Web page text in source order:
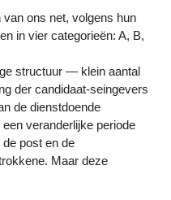
ons net, volgens hun
in vier categorieën: A, B,
structuur — klein aantal
der candidaat-seingevers
de dienstdoende
veranderlijke periode
post en de
Maar deze